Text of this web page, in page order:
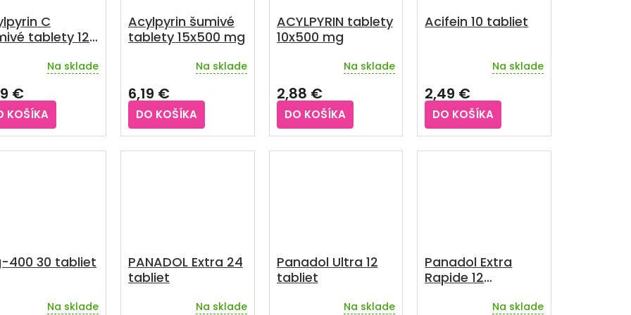
C
tablety 12
Na sklade
€
KOŠÍKA
Acylpyrin šumivé
tablety 15x500 mg
produktu
4,5
z
5
Na sklade
6,19 €
DO KOŠÍKA
ACYLPYRIN tablety
10x500 mg
produktu
3,3
z
5
Na sklade
2,88 €
DO KOŠÍKA
Acifein 10 tabliet
produktu
je
2,8
z
5
Na sklade
2,49 €
DO KOŠÍKA
400 30 tabliet
Na sklade
PANADOL Extra 24
tabliet
Na sklade
Panadol Ultra 12
tabliet
Na sklade
Panadol Extra
Rapide 12
Na sklade